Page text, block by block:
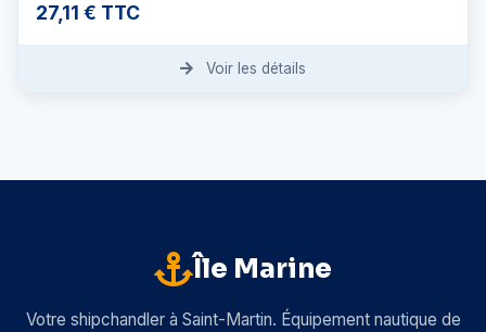
27,11 € TTC
Voir les détails
Île Marine
Votre shipchandler à Saint-Martin. Équipement nautique de